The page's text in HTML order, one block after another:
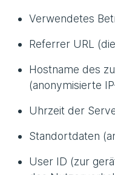
Verwendetes
Referrer URL
Hostname des
(anonymisierte
Uhrzeit der
Standortdaten
User ID (zur